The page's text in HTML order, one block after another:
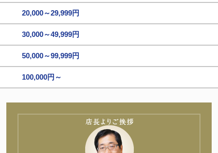
20,000～29,999円
30,000～49,999円
50,000～99,999円
100,000円～